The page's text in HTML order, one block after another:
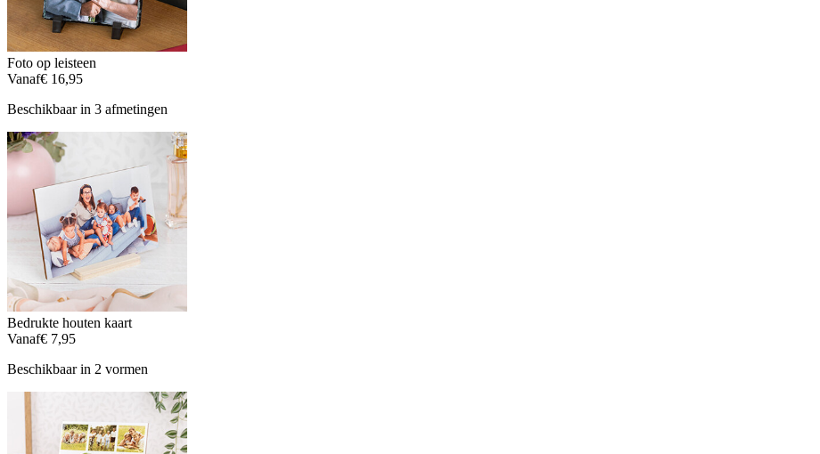
Foto op leisteen
Vanaf€ 16,95
Beschikbaar in 3 afmetingen
Bedrukte houten kaart
Vanaf€ 7,95
Beschikbaar in 2 vormen